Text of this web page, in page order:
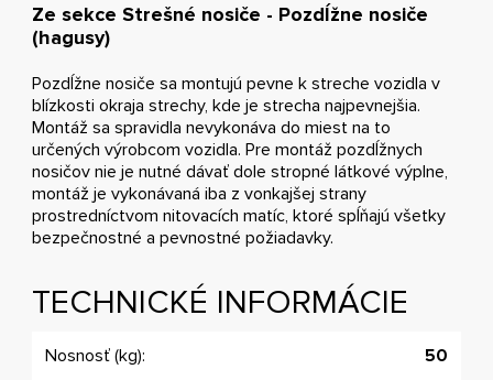
Ze sekce Strešné nosiče - Pozdĺžne nosiče
(hagusy)
Pozdĺžne nosiče sa montujú pevne k streche vozidla v
blízkosti okraja strechy, kde je strecha najpevnejšia.
Montáž sa spravidla nevykonáva do miest na to
určených výrobcom vozidla. Pre montáž pozdĺžnych
nosičov nie je nutné dávať dole stropné látkové výplne,
montáž je vykonávaná iba z vonkajšej strany
prostredníctvom nitovacích matíc, ktoré spĺňajú všetky
bezpečnostné a pevnostné požiadavky.
TECHNICKÉ INFORMÁCIE
Nosnosť (kg): 50